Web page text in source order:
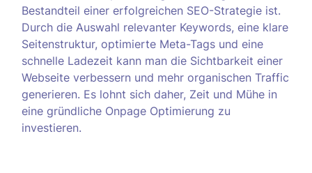
Bestandteil einer erfolgreichen SEO-Strategie ist.
Durch die Auswahl relevanter Keywords, eine klare
Seitenstruktur, optimierte Meta-Tags und eine
schnelle Ladezeit kann man die Sichtbarkeit einer
Webseite verbessern und mehr organischen Traffic
generieren. Es lohnt sich daher, Zeit und Mühe in
eine gründliche Onpage Optimierung zu
investieren.